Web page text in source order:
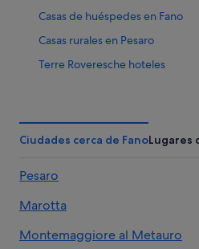
Casas de huéspedes en Fano
Casas rurales en Pesaro
Terre Roveresche hoteles
Sterpeti hoteles
Hoteles de 3 estrellas en Pesaro
Apartamentos en Fano
Bargni hoteles
Ciudades cerca de FanoLugares
Pesaro
Marotta
Montemaggiore al Metauro